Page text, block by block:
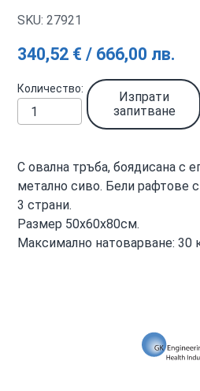
SKU: 27921
340,52 € / 666,00 лв.
Количество
Изпрати
запитване
С овална тръба, боядисана с
метално сиво. Бели рафтове
3 страни.
Размер 50х60х80см.
Максимално натоварване: 30